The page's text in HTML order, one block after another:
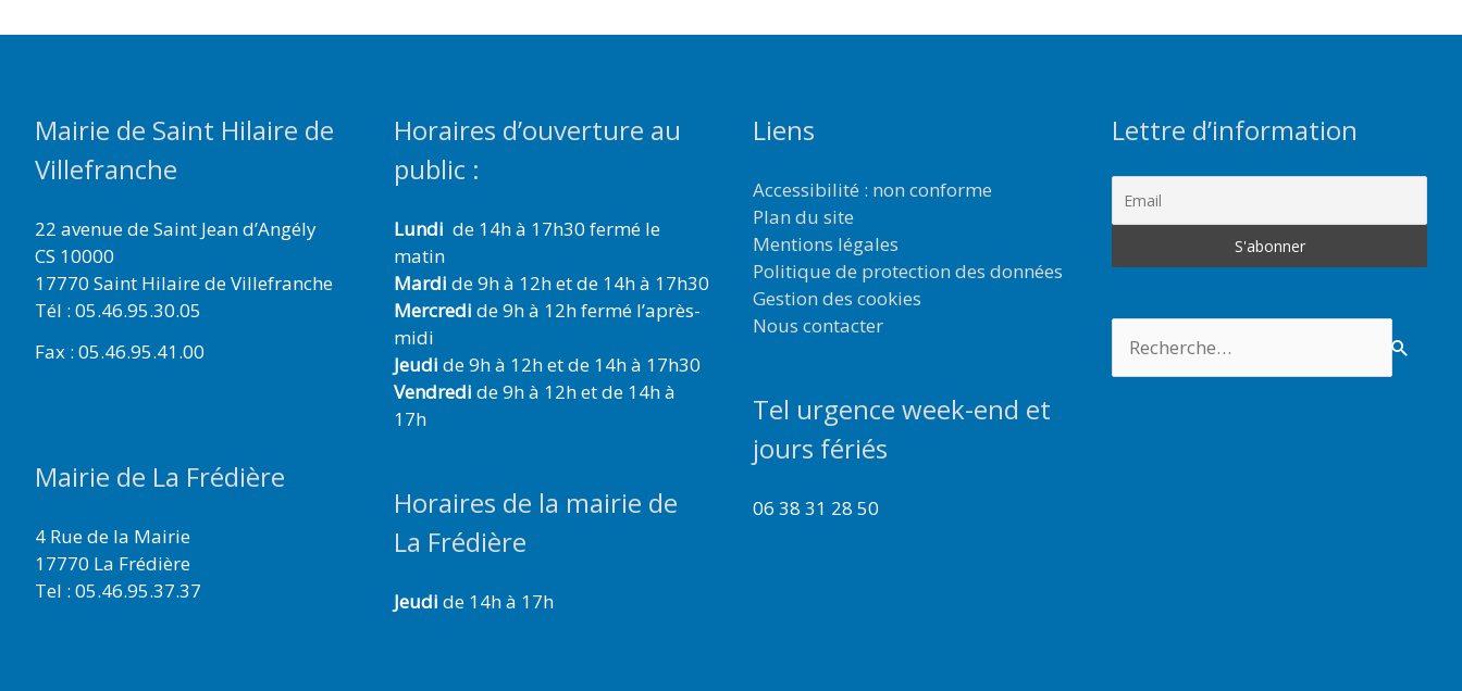
Mairie de Saint Hilaire de
Villefranche
22 avenue de Saint Jean d’Angély
CS 10000
17770 Saint Hilaire de Villefranche
Tél : 05.46.95.30.05
Fax : 05.46.95.41.00
Mairie de La Frédière
4 Rue de la Mairie
17770 La Frédière
Tel : 05.46.95.37.37
Horaires d’ouverture au
public :
Lundi de 14h à 17h30 fermé le
matin
Mardi de 9h à 12h et de 14h à 17h30
Mercredi de 9h à 12h fermé l’après-
midi
Jeudi de 9h à 12h et de 14h à 17h30
Vendredi de 9h à 12h et de 14h à
17h
Horaires de la mairie de
La Frédière
Jeudi de 14h à 17h
Liens
Accessibilité : non conforme
Plan du site
Mentions légales
Politique de protection des données
Gestion des cookies
Nous contacter
Tel urgence week-end et
jours fériés
06 38 31 28 50
Lettre d’information